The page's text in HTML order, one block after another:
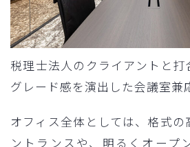
税理士法人のクライアントと打
グレード感を演出した会議室兼
オフィス全体としては、格式
ントランスや、明るくオープ